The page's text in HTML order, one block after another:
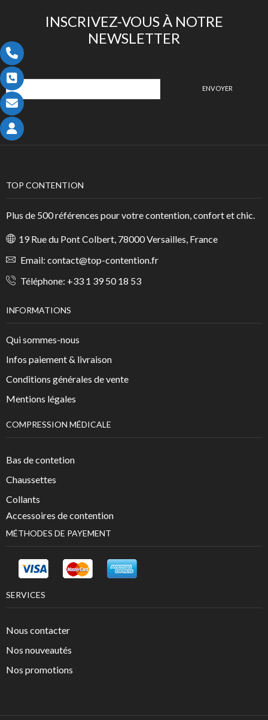
INSCRIVEZ-VOUS À NOTRE
NEWSLETTER
TOP CONTENTION
Plus de 500 références pour votre contention, confort et chic.
19 Rue du Pont Colbert, 78000 Versailles, France
Email: contact@top-contention.fr
Téléphone: +33 1 39 50 18 53
INFORMATIONS
Qui sommes-nous
Infos paiement & livraison
Conditions générales de vente
Mentions légales
COMPRESSION MÉDICALE
Bas de contetion
Chaussettes
Collants
Accessoires de contention
MÉTHODES DE PAYEMENT
SERVICES
Nous contacter
Nos nouveautés
Nos promotions